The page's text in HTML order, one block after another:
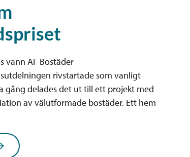
vann AF Bostäder
rivstartade som vanligt
gång delades det ut till ett projekt med
av välutformade bostäder. Ett hem